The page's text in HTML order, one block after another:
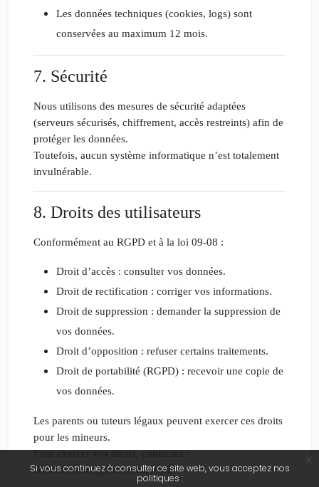
Si vous continuez à consulter ce site web, vous acceptez nos
politiques :
Les données techniques (cookies, logs) sont
conservées au maximum 12 mois.
7. Sécurité
Nous utilisons des mesures de sécurité adaptées
(serveurs sécurisés, chiffrement, accès restreints) afin de
protéger les données.
Toutefois, aucun système informatique n’est totalement
invulnérable.
8. Droits des utilisateurs
Conformément au RGPD et à la loi 09-08 :
Droit d’accès : consulter vos données.
Droit de rectification : corriger vos informations.
Droit de suppression : demander la suppression de
vos données.
Droit d’opposition : refuser certains traitements.
Droit de portabilité (RGPD) : recevoir une copie de
vos données.
Les parents ou tuteurs légaux peuvent exercer ces droits
pour les mineurs.
Pour exercer vos droits, contactez :
administration@monecole.casa